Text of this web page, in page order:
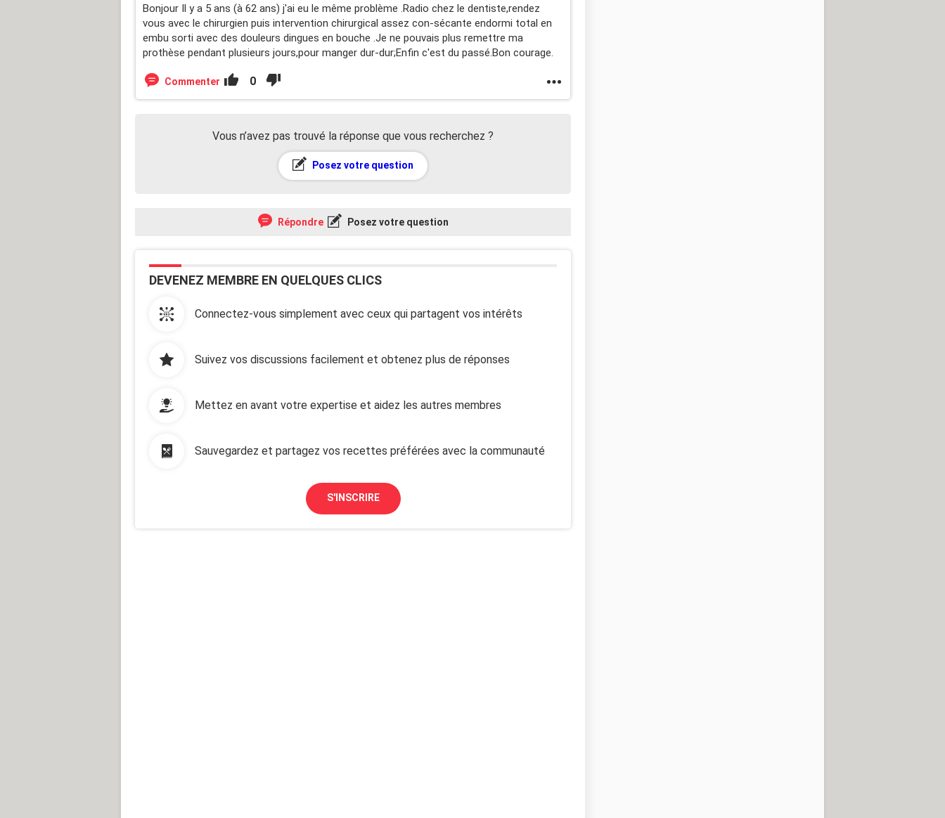
Bonjour Il y a 5 ans (à 62 ans) j'ai eu le même problème .Radio chez le dentiste,rendez
vous avec le chirurgien puis intervention chirurgical assez con-sécante endormi total en
embu sorti avec des douleurs dingues en bouche .Je ne pouvais plus remettre ma
prothèse pendant plusieurs jours,pour manger dur-dur;Enfin c'est du passé.Bon courage.
Commenter 0
Vous n’avez pas trouvé la réponse que vous recherchez ?
Posez votre question
Répondre Posez votre question
DEVENEZ MEMBRE EN QUELQUES CLICS
Connectez-vous simplement avec ceux qui partagent vos intérêts
Suivez vos discussions facilement et obtenez plus de réponses
Mettez en avant votre expertise et aidez les autres membres
Sauvegardez et partagez vos recettes préférées avec la communauté
S'INSCRIRE